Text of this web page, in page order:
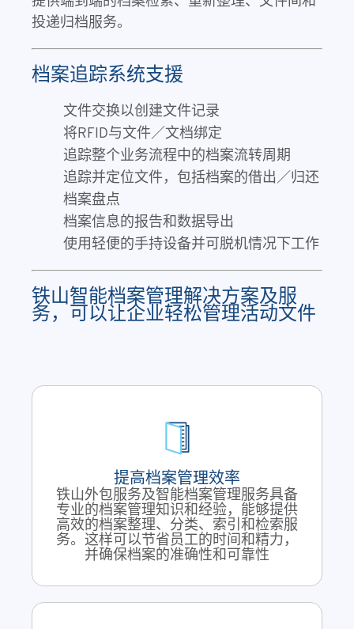
投递归档服务。
档案追踪系统支援
文件交换以创建文件记录
将RFID与文件／文档绑定
追踪整个业务流程中的档案流转周期
追踪并定位文件，包括档案的借出／归还
档案盘点
档案信息的报告和数据导出
使用轻便的手持设备并可脱机情况下工作
铁山智能档案管理解决方案及服
务，可以让企业轻松管理活动文件
提高档案管理效率
铁山外包服务及智能档案管理服务具备
专业的档案管理知识和经验，能够提供
高效的档案整理、分类、索引和检索服
务。这样可以节省员工的时间和精力，
并确保档案的准确性和可靠性